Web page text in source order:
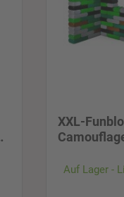
XXL-
Auf Lager -